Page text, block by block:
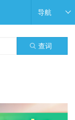
导航
查词